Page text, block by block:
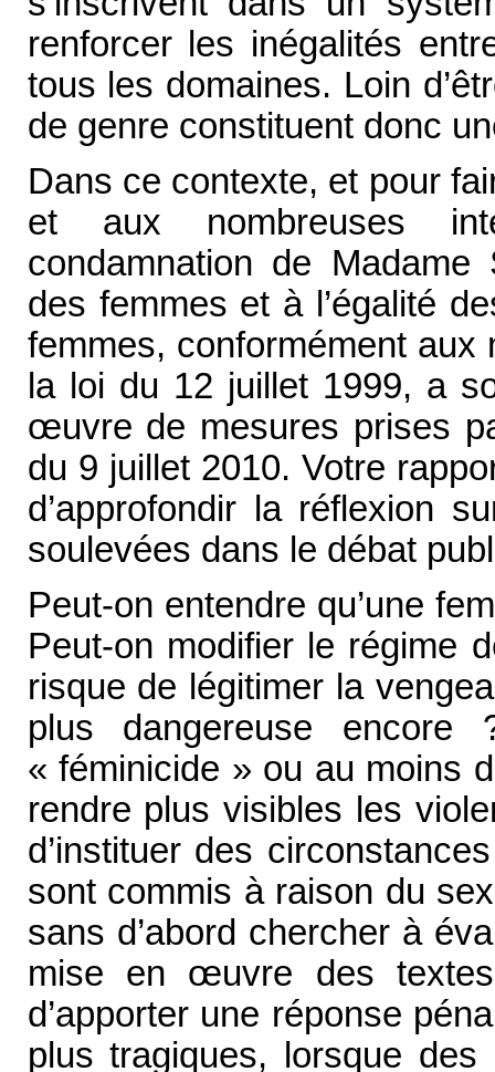
renforcer les inégalités
tous les domaines. Loin
de genre constituent donc
Dans ce contexte, et pour
et aux nombreuses
condamnation de
des femmes et à l’égalité
femmes, conformément
la loi du 12 juillet 1999, a
œuvre de mesures prises
du 9 juillet 2010. Votre
d’approfondir la réflexion
soulevées dans le débat
Peut-on entendre qu’une
Peut-on modifier le régime
risque de légitimer la
plus dangereuse
« féminicide » ou au moins
rendre plus visibles les
d’instituer des
sont commis à raison du
sans d’abord chercher à
mise en œuvre des
d’apporter une réponse
plus tragiques, lorsque